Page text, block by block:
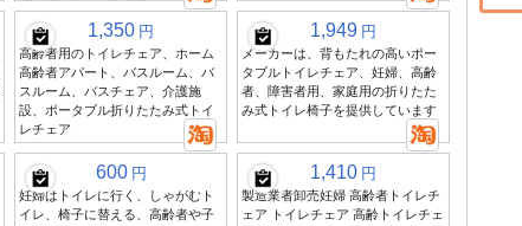
1,350 円
高齢者用のトイレチェア、ホーム
高齢者アパート、バスルーム、バ
スルーム、バスチェア、介護施
設、ポータブル折りたたみ式トイ
レチェア
1,949 円
メーカーは、背もたれの高いポー
タブルトイレチェア、妊婦、高齢
者、障害者用、家庭用の折りたた
み式トイレ椅子を提供しています
600 円
妊婦はトイレに行く、しゃがむト
イレ、椅子に替える、高齢者や子
1,410 円
製造業者卸売妊婦 高齢者トイレチ
ェア トイレチェア 高齢トイレチェ